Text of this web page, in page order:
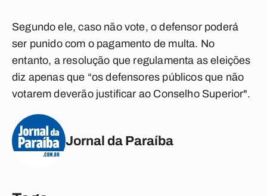
Segundo ele, caso não vote, o defensor poderá
ser punido com o pagamento de multa. No
entanto, a resolução que regulamenta as eleições
diz apenas que “os defensores públicos que não
votarem deverão justificar ao Conselho Superior".
Jornal da Paraíba